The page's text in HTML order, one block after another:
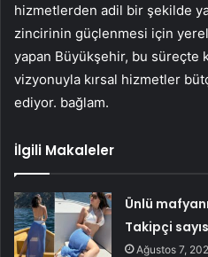
hizmetlerden adil bir şekilde
zincirinin güçlenmesi için
yapan Büyükşehir, bu süreçte
vizyonuyla kırsal hizmetler
ediyor. bağlam.
İlgili Makaleler
Ünlü
Takipçi
Ağustos 7,